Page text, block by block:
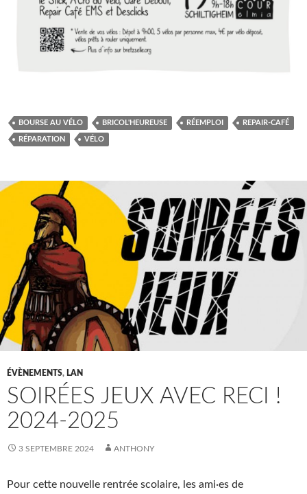
BOURSE AU VÉLO BRICOL'HEUREUSE RÉEMPLOI REPAIR-CAFÉ
RÉPARATION VÉLO
ÉVÈNEMENTS, LAN
SOIRÉES JEUX AVEC RECI !
2024-2025
3 SEPTEMBRE 2024 ANTHONY
Pour cette nouvelle rentrée scolaire, les ami·es de